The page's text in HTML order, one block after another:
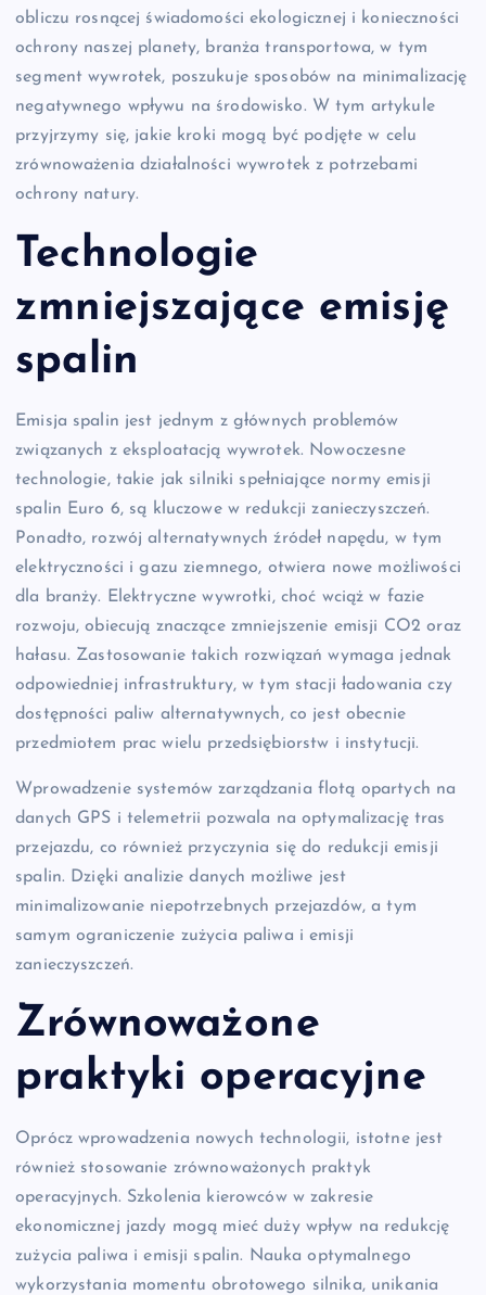
obliczu rosnącej świadomości ekologicznej i konieczności
ochrony naszej planety, branża transportowa, w tym
segment wywrotek, poszukuje sposobów na minimalizację
negatywnego wpływu na środowisko. W tym artykule
przyjrzymy się, jakie kroki mogą być podjęte w celu
zrównoważenia działalności wywrotek z potrzebami
ochrony natury.
Technologie
zmniejszające emisję
spalin
Emisja spalin jest jednym z głównych problemów
związanych z eksploatacją wywrotek. Nowoczesne
technologie, takie jak silniki spełniające normy emisji
spalin Euro 6, są kluczowe w redukcji zanieczyszczeń.
Ponadto, rozwój alternatywnych źródeł napędu, w tym
elektryczności i gazu ziemnego, otwiera nowe możliwości
dla branży. Elektryczne wywrotki, choć wciąż w fazie
rozwoju, obiecują znaczące zmniejszenie emisji CO2 oraz
hałasu. Zastosowanie takich rozwiązań wymaga jednak
odpowiedniej infrastruktury, w tym stacji ładowania czy
dostępności paliw alternatywnych, co jest obecnie
przedmiotem prac wielu przedsiębiorstw i instytucji.
Wprowadzenie systemów zarządzania flotą opartych na
danych GPS i telemetrii pozwala na optymalizację tras
przejazdu, co również przyczynia się do redukcji emisji
spalin. Dzięki analizie danych możliwe jest
minimalizowanie niepotrzebnych przejazdów, a tym
samym ograniczenie zużycia paliwa i emisji
zanieczyszczeń.
Zrównoważone
praktyki operacyjne
Oprócz wprowadzenia nowych technologii, istotne jest
również stosowanie zrównoważonych praktyk
operacyjnych. Szkolenia kierowców w zakresie
ekonomicznej jazdy mogą mieć duży wpływ na redukcję
zużycia paliwa i emisji spalin. Nauka optymalnego
wykorzystania momentu obrotowego silnika, unikania